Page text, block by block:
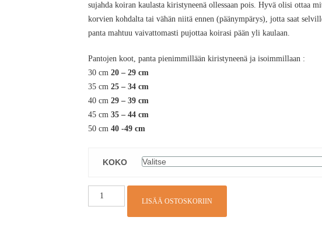
sujahda koiran kaulasta kiristyneenä ollessaan pois. Hyvä olisi ottaa
korvien kohdalta tai vähän niitä ennen (päänympärys), jotta saat
panta mahtuu vaivattomasti pujottaa koirasi pään yli kaulaan.
Pantojen koot, panta pienimmillään kiristyneenä ja isoimmillaan :
30 cm 20 – 29 cm
35 cm 25 – 34 cm
40 cm 29 – 39 cm
45 cm 35 – 44 cm
50 cm 40 -49 cm
KOKO
LISÄÄ OSTOSKORIIN